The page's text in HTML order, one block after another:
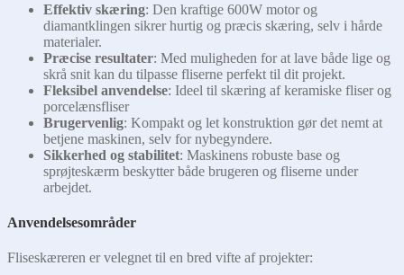
Effektiv skæring: Den kraftige 600W motor og
diamantklingen sikrer hurtig og præcis skæring, selv i hårde
materialer.
Præcise resultater: Med muligheden for at lave både lige og
skrå snit kan du tilpasse fliserne perfekt til dit projekt.
Fleksibel anvendelse: Ideel til skæring af keramiske fliser og
porcelænsfliser
Brugervenlig: Kompakt og let konstruktion gør det nemt at
betjene maskinen, selv for nybegyndere.
Sikkerhed og stabilitet: Maskinens robuste base og
sprøjteskærm beskytter både brugeren og fliserne under
arbejdet.
Anvendelsesområder
Fliseskæreren er velegnet til en bred vifte af projekter: